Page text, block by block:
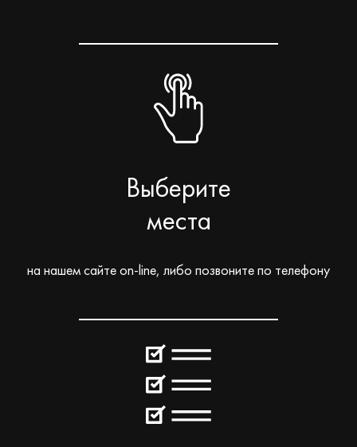
Выберите
места
на нашем сайте on-line, либо позвоните по телефону